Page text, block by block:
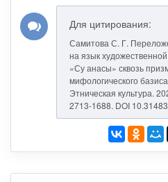
Для цитирования:
Самитова С. Г.
на язык
«Су анасы» сквозь
мифологического
Этническая культура.
2713-1688. DOI